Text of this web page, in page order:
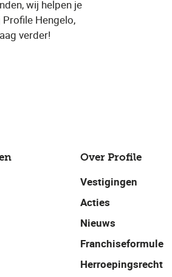
wij helpen je
Profile Hengelo,
verder!
Over Profile
Vestigingen
Acties
Nieuws
Franchiseformule
Herroepingsrecht